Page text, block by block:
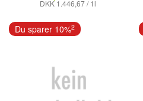
DKK 1.446,67 / 1l
Dr. Theiss Naturwaren GmbH
Du sparer 10%2